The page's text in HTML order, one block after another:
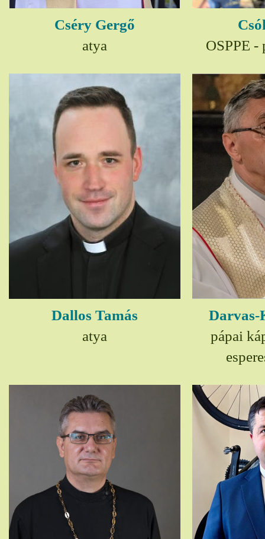
Cséry Gergő
atya
OSPPE -
Dallos Tamás
atya
Darvas-
pápai